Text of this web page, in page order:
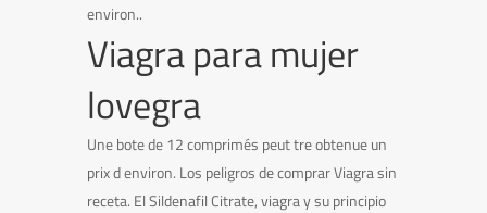
environ..
Viagra para mujer
lovegra
Une bote de 12 comprimés peut tre obtenue un
prix d environ. Los peligros de comprar Viagra sin
receta. El Sildenafil Citrate, viagra y su principio